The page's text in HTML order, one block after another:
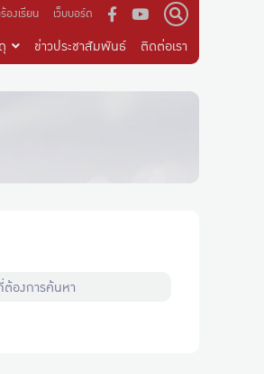
องเรียน เว็บบอร์ด
ข่าวประชาสัมพันธ์ ติดต่อเรา